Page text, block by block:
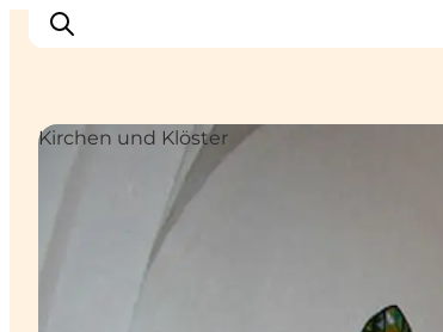
Erlebnisse
Unterkünfte
Kirchen und Klöster